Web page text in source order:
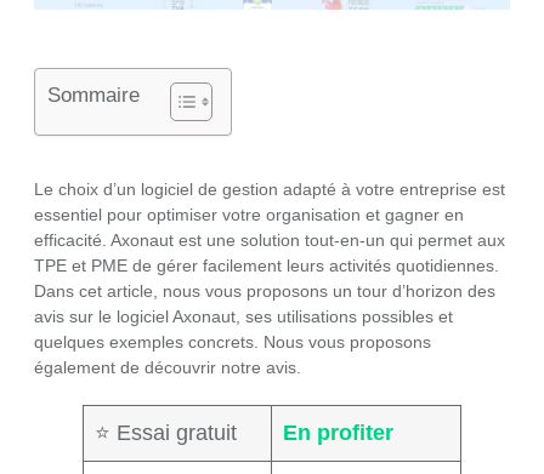
Sommaire
Le choix d’un logiciel de gestion adapté à votre entreprise est
essentiel pour optimiser votre organisation et gagner en
efficacité. Axonaut est une solution tout-en-un qui permet aux
TPE et PME de gérer facilement leurs activités quotidiennes.
Dans cet article, nous vous proposons un tour d’horizon des
avis sur le logiciel Axonaut, ses utilisations possibles et
quelques exemples concrets. Nous vous proposons
également de découvrir notre avis.
⭐ Essai gratuit En profiter